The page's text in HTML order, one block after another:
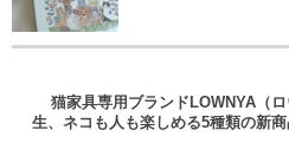
猫家具専用ブランドLOWNYA（
生、ネコも人も楽しめる5種類の新